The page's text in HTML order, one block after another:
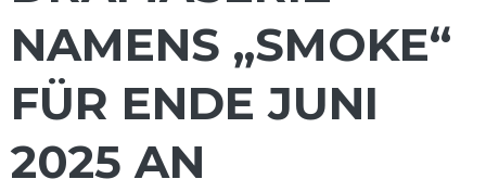
NAMENS „SMOKE“
FÜR ENDE JUNI
2025 AN